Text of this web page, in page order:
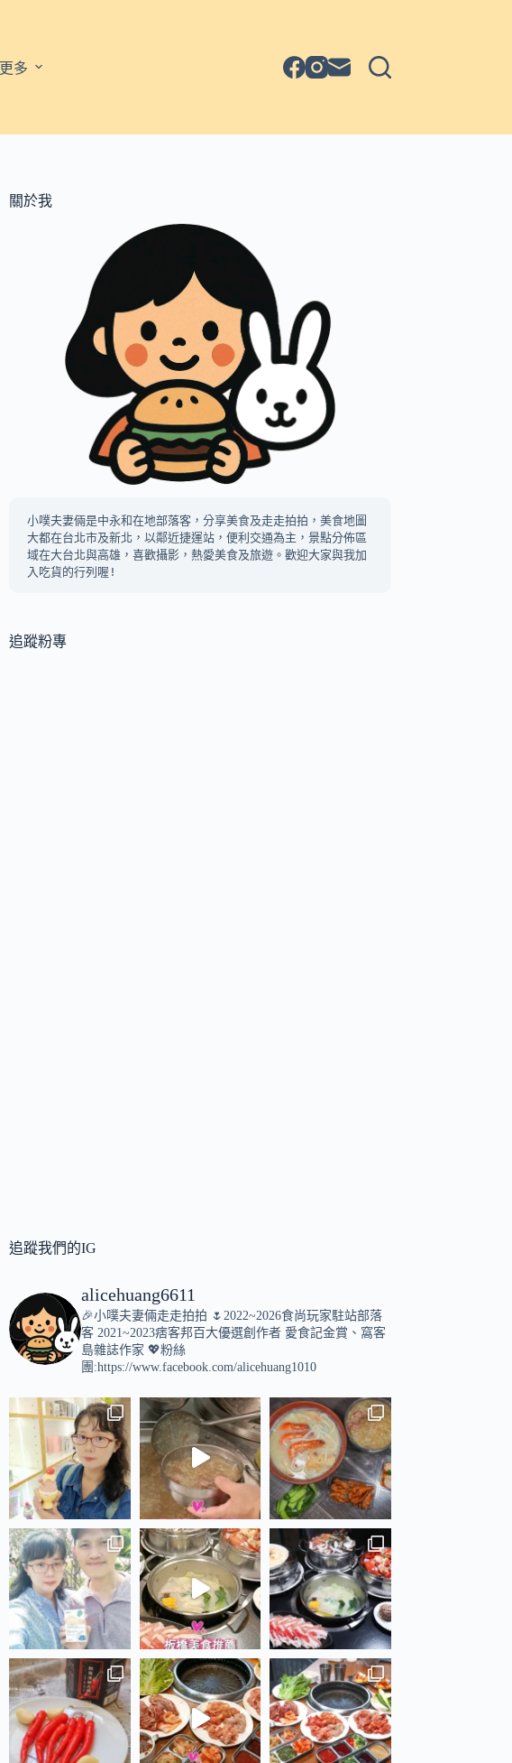
更多
關於我
小噗夫妻倆是中永和在地部落客，分享美食及走走拍拍，美食地圖
大都在台北市及新北，以鄰近捷運站，便利交通為主，景點分佈區
域在大台北與高雄，喜歡攝影，熱愛美食及旅遊。歡迎大家與我加
入吃貨的行列喔!
追蹤粉專
追蹤我們的IG
alicehuang6611
🎉小噗夫妻倆走走拍拍 🌷2022~2026食尚玩家駐站部落
客 2021~2023痞客邦百大優選創作者 愛食記金賞、窩客
島雜誌作家 💖粉絲
團:https://www.facebook.com/alicehuang1010